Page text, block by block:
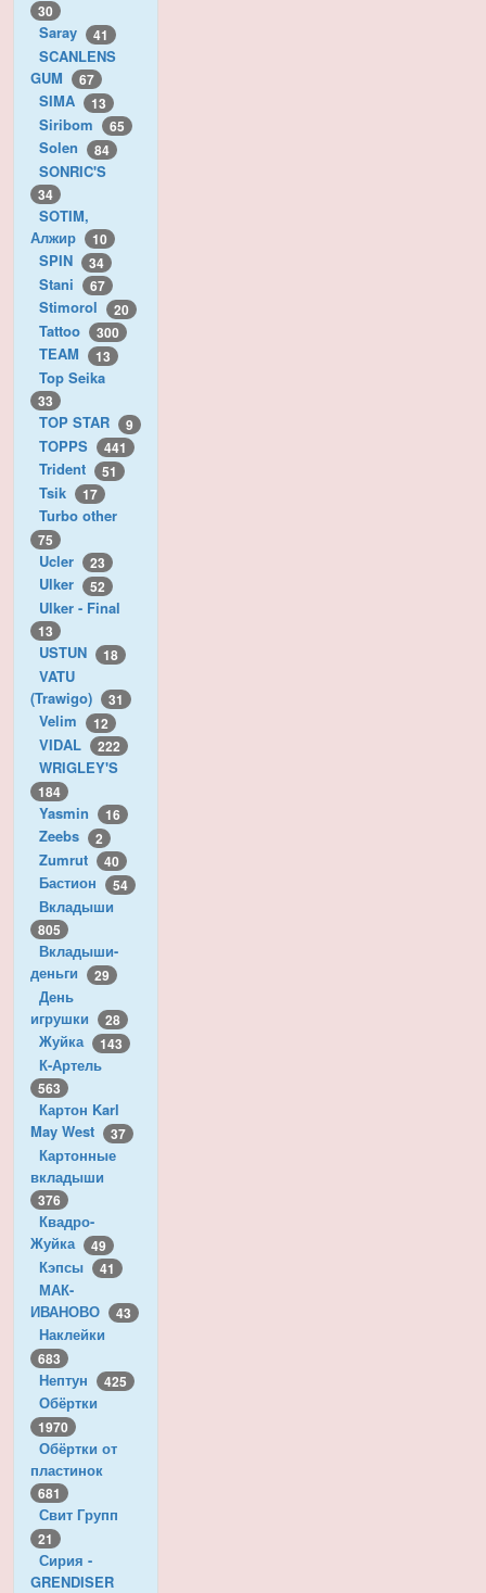
30
Saray 41
SCANLENS
GUM
67
SIMA 13
Siribom 65
Solen 84
SONRIC'S
34
SOTIM,
Алжир
10
SPIN 34
Stani 67
Stimorol 20
Tattoo 300
TEAM 13
Top Seika
33
TOP STAR 9
TOPPS 441
Trident 51
Tsik 17
Turbo other
75
Ucler 23
Ulker 52
Ulker - Final
13
USTUN 18
VATU
(Trawigo)
31
Velim 12
VIDAL 222
WRIGLEY'S
184
Yasmin 16
Zeebs 2
Zumrut 40
Бастион 54
Вкладыши
805
Вкладыши-
деньги
29
День
игрушки
28
Жуйка 143
К-Артель
563
Картон Karl
May West
37
Картонные
вкладыши
376
Квадро-
Жуйка
49
Кэпсы 41
МАК-
ИВАНОВО
43
Наклейки
683
Нептун 425
Обёртки
1970
Обёртки от
пластинок
681
Свит Групп
21
Сирия -
GRENDISER